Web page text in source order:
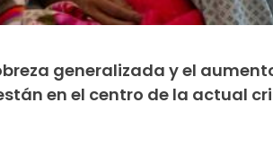
generalizada y el
en el centro de la actual